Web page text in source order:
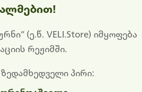
ამჟამად მიმდინარეობს
სამუშაოები.
გმადლობთ მოთმინებისთვის!
(ე.წ. VELI.Store) იმყოფება
რეჟიმში.
პირი: